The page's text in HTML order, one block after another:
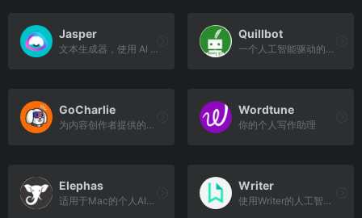
Jasper
文本生成器，使用 AI 制作出令人惊叹的文案
Quillbot
一个人工智能驱动的转述工具，可以增强你的写作能力
GoCharlie
为内容创作者提供的生成性人工智能平台
Wordtune
你的个人写作助理
Elephas
适用于Mac的个人AI写作助手
Writer
使用Writer的人工智能写作平台大规模解锁品牌内容